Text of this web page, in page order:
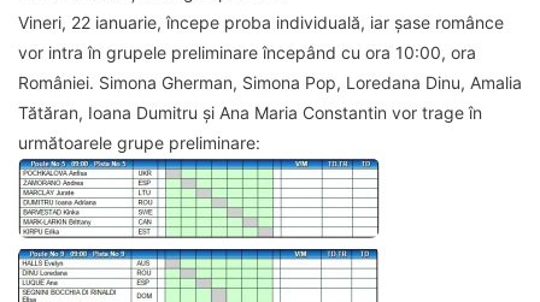
Vineri, 22 ianuarie, începe proba individuală, iar șase românce
vor intra în grupele preliminare începând cu ora 10:00, ora
României. Simona Gherman, Simona Pop, Loredana Dinu, Amalia
Tătăran, Ioana Dumitru și Ana Maria Constantin vor trage în
următoarele grupe preliminare: